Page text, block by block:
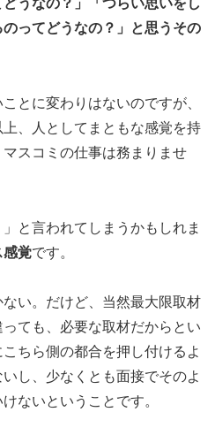
うなの？」「つらい思いをし
ってどうなの？」と思うその
とに変わりはないのですが、
、人としてまともな感覚を持
スコミの仕事は務まりませ
と言われてしまうかもしれま
感覚です。
い。だけど、当然最大限取材
ても、必要な取材だからとい
ちら側の都合を押し付けるよ
し、少なくとも面接でそのよ
ないということです。